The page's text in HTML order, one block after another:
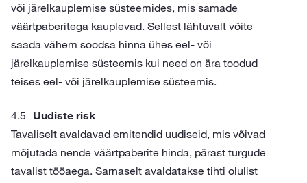
või järelkauplemise süsteemides, mis samade
väärtpaberitega kauplevad. Sellest lähtuvalt võite
saada vähem soodsa hinna ühes eel- või
järelkauplemise süsteemis kui need on ära toodud
teises eel- või järelkauplemise süsteemis.
Uudiste risk
Tavaliselt avaldavad emitendid uudiseid, mis võivad
mõjutada nende väärtpaberite hinda, pärast turgude
tavalist tööaega. Sarnaselt avaldatakse tihti olulist